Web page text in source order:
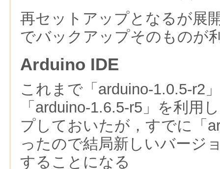
再セットアップとなるが展
でバックアップそのものが
Arduino IDE
これまで「arduino-1.0.5-r2
「arduino-1.6.5-r5」を利用
プしておいたが，すでに「
ったので結局新しいバージ
することになる